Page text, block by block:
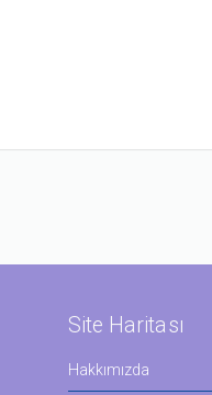
Site Haritası
Hakkımızda